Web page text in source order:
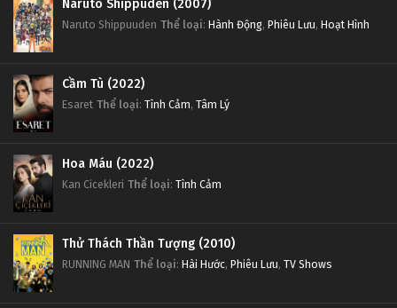
Naruto Shippuden (2007)
Naruto Shippuuden Thể loại: Hành Động, Phiêu Lưu, Hoạt Hình
Cầm Tù (2022)
Esaret Thể loại: Tình Cảm, Tâm Lý
Hoa Máu (2022)
Kan Cicekleri Thể loại: Tình Cảm
Thử Thách Thần Tượng (2010)
RUNNING MAN Thể loại: Hài Hước, Phiêu Lưu, TV Shows